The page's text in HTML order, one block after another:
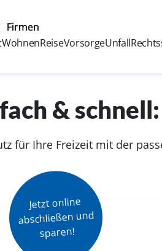
Firmen
WohnenReiseVorsorgeUnfall
&
für Ihre Freizeit mit der
Jetzt online
abschließen und
sparen!